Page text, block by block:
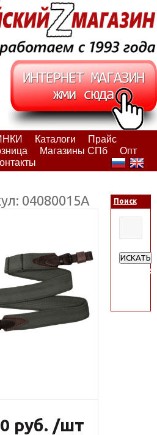
Каталоги
Прайс
Магазины СПб
Опт
04080015А
руб. /шт
Поиск
ИСКАТЬ